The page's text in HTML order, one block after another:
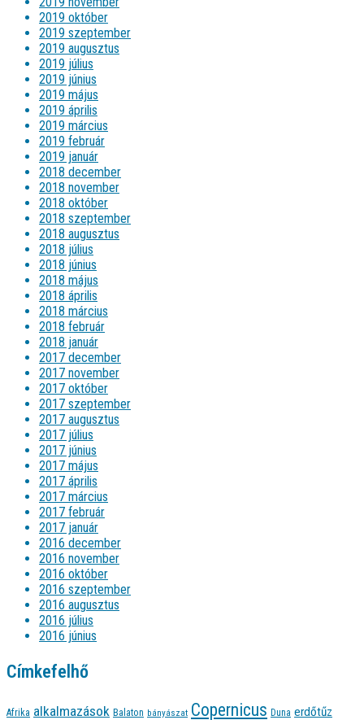
2019 október
2019 szeptember
2019 augusztus
2019 július
2019 június
2019 május
2019 április
2019 március
2019 február
2019 január
2018 december
2018 november
2018 október
2018 szeptember
2018 augusztus
2018 július
2018 június
2018 május
2018 április
2018 március
2018 február
2018 január
2017 december
2017 november
2017 október
2017 szeptember
2017 augusztus
2017 július
2017 június
2017 május
2017 április
2017 március
2017 február
2017 január
2016 december
2016 november
2016 október
2016 szeptember
2016 augusztus
2016 július
2016 június
Címkefelhő
Afrika alkalmazások Balaton bányászat Copernicus Duna erdőtűz